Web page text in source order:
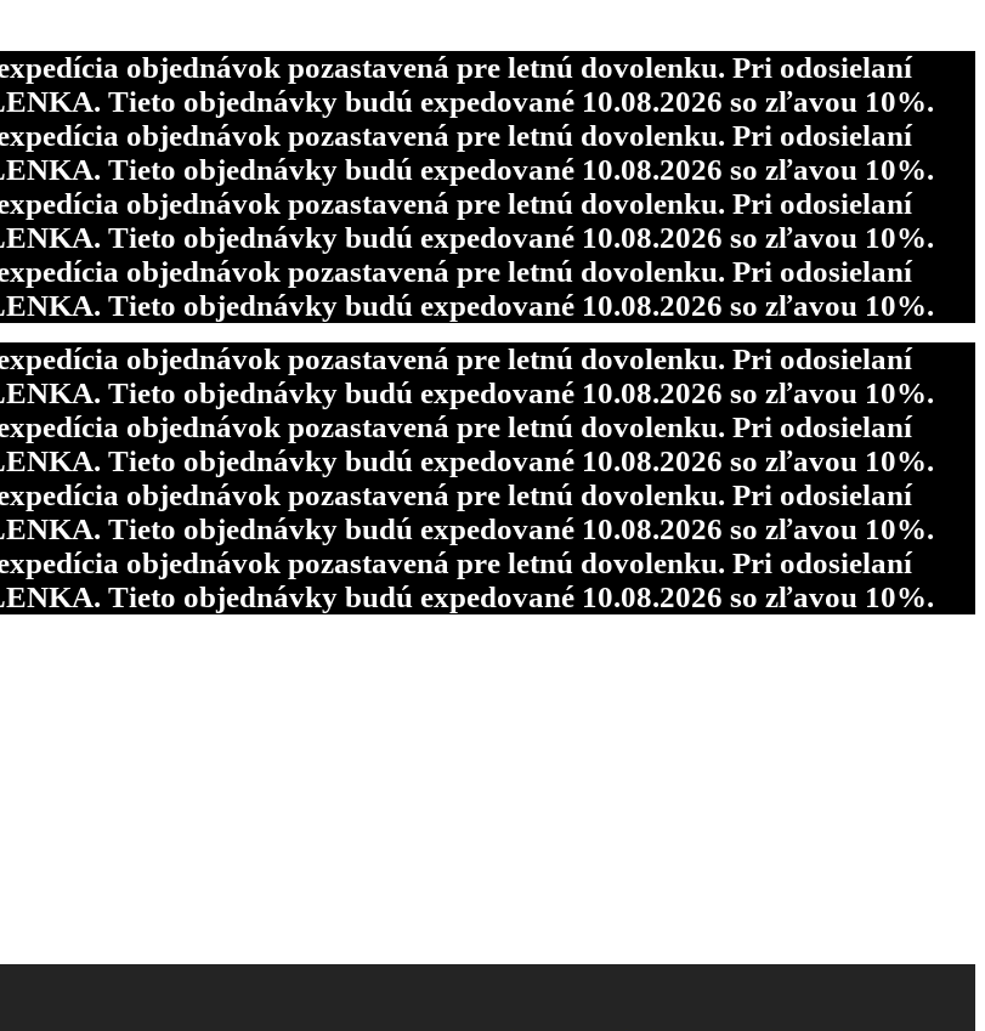
Tieto objednávky budú expedované 10.08.2026 so zľavou 10%.
objednávok pozastavená pre letnú dovolenku. Pri odosielaní
Tieto objednávky budú expedované 10.08.2026 so zľavou 10%.
objednávok pozastavená pre letnú dovolenku. Pri odosielaní
Tieto objednávky budú expedované 10.08.2026 so zľavou 10%.
objednávok pozastavená pre letnú dovolenku. Pri odosielaní
Tieto objednávky budú expedované 10.08.2026 so zľavou 10%.
objednávok pozastavená pre letnú dovolenku. Pri odosielaní
Tieto objednávky budú expedované 10.08.2026 so zľavou 10%.
objednávok pozastavená pre letnú dovolenku. Pri odosielaní
Tieto objednávky budú expedované 10.08.2026 so zľavou 10%.
objednávok pozastavená pre letnú dovolenku. Pri odosielaní
Tieto objednávky budú expedované 10.08.2026 so zľavou 10%.
objednávok pozastavená pre letnú dovolenku. Pri odosielaní
Tieto objednávky budú expedované 10.08.2026 so zľavou 10%.
objednávok pozastavená pre letnú dovolenku. Pri odosielaní
Tieto objednávky budú expedované 10.08.2026 so zľavou 10%.
objednávok pozastavená pre letnú dovolenku. Pri odosielaní
Tieto objednávky budú expedované 10.08.2026 so zľavou 10%.
objednávok pozastavená pre letnú dovolenku. Pri odosielaní
Tieto objednávky budú expedované 10.08.2026 so zľavou 10%.